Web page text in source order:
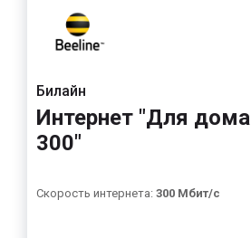
Билайн
Интернет "Для дома
300"
Скорость интернета: 300 Мбит/с